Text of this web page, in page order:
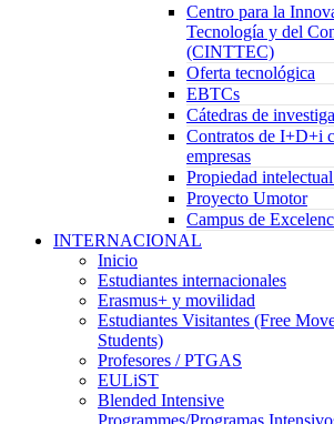
Centro para la
Tecnología y del
(CINTTEC)
Oferta tecnológica
EBTCs
Cátedras de
Contratos de I+D+i
empresas
Propiedad
Proyecto Umotor
Campus de
INTERNACIONAL
Inicio
Estudiantes internacionales
Erasmus+ y movilidad
Estudiantes Visitantes (Free
Students)
Profesores / PTGAS
EULiST
Blended Intensive
Programmes/Programas